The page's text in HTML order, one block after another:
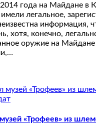
года на Майдане в
легальное,
информация,
хотя, конечно,
оружие на
«Трофеев» из